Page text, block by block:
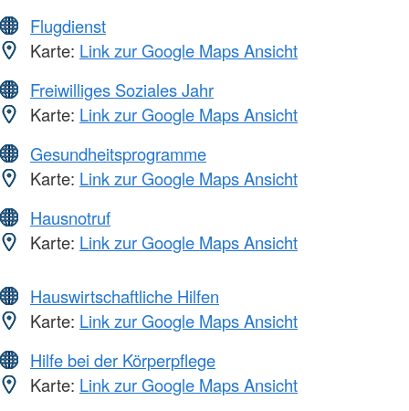
Flugdienst
Karte: Link zur Google Maps Ansicht
Freiwilliges Soziales Jahr
Karte: Link zur Google Maps Ansicht
Gesundheitsprogramme
Karte: Link zur Google Maps Ansicht
Hausnotruf
Karte: Link zur Google Maps Ansicht
Hauswirtschaftliche Hilfen
Karte: Link zur Google Maps Ansicht
Hilfe bei der Körperpflege
Karte: Link zur Google Maps Ansicht